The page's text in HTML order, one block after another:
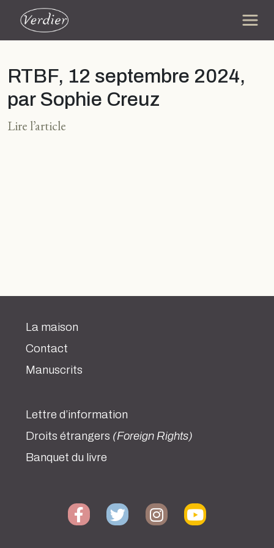
RTBF, 12 septembre 2024,
par Sophie Creuz
Lire l’article
La maison
Contact
Manuscrits
Lettre d’information
Droits étrangers (Foreign Rights)
Banquet du livre